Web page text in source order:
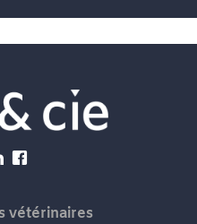
vétérinaires